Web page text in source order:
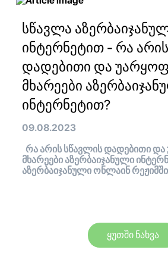
სწავლა
ინტერნეტით - რა
დადებითი და
მხარეები
ინტერნეტით?
09.08.2023
რა არის სწავლის დადებითი
მხარეები აზერბაიჯანული
აზერბაიჯანული ონლაინ
ყუთში ნახვა